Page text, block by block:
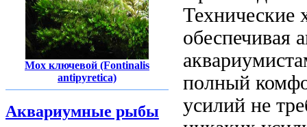
Мох ключевой (Fontinalis
antipyretica)
Аквариумные рыбы
Технические
обеспечивая
полный
усилий не